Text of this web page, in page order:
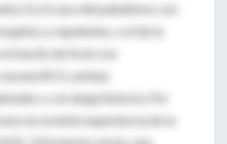
Es el caso del paludismo con
y repelentes, o el de la
bacilo de Koch, los
BCG, ambas
y con larga historia. Por
la reciente experiencia de la